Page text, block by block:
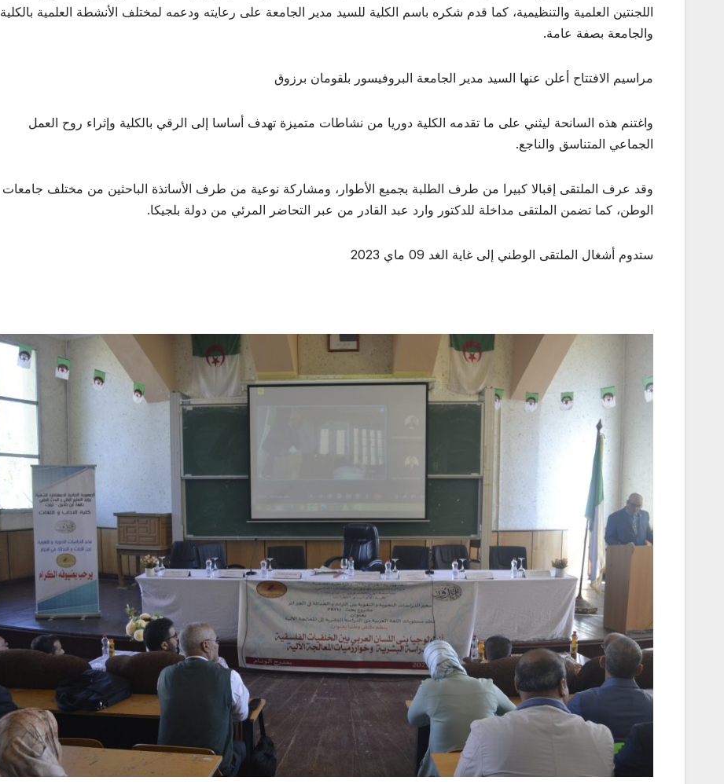
اللجنتين العلمية والتنظيمية، كما قدم شكره باسم الكلية للسيد مدير الجامعة على رعايته ودعمه لمختلف الأنشطة العلمية بالكلية
والجامعة بصفة عامة.
مراسيم الافتتاح أعلن عنها السيد مدير الجامعة البروفيسور بلقومان برزوق
واغتنم هذه السانحة ليثني على ما تقدمه الكلية دوريا من نشاطات متميزة تهدف أساسا إلى الرقي بالكلية وإثراء روح العمل
الجماعي المتناسق والناجع.
وقد عرف الملتقى إقبالا كبيرا من طرف الطلبة بجميع الأطوار، ومشاركة نوعية من طرف الأساتذة الباحثين من مختلف جامعات
الوطن، كما تضمن الملتقى مداخلة للدكتور وارد عبد القادر من عبر التحاضر المرئي من دولة بلجيكا.
ستدوم أشغال الملتقى الوطني إلى غاية الغد 09 ماي 2023